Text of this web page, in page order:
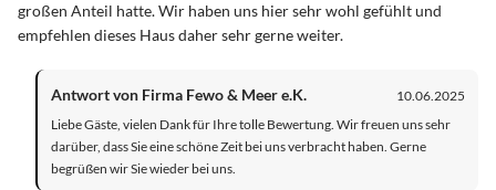
großen Anteil hatte. Wir haben uns hier sehr wohl gefühlt und
empfehlen dieses Haus daher sehr gerne weiter.
Antwort von Firma Fewo & Meer e.K.
10.06.2025
Liebe Gäste, vielen Dank für Ihre tolle Bewertung. Wir freuen uns sehr
darüber, dass Sie eine schöne Zeit bei uns verbracht haben. Gerne
begrüßen wir Sie wieder bei uns.